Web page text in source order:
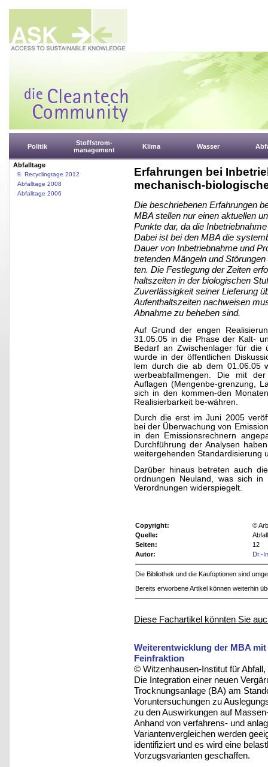
Politik
Stoffstrom-
management
Klima Wasser
Abfalltage
9. Recyclingtage 2012
Abfalltage 2008
Abfalltage 2006
Erfahrungen bei
mechanisch-
Die beschriebenen Erfahrungen
MBA stellen nur einen aktuellen
Punkte dar, da die
Dabei ist bei den MBA die
Dauer von Inbetriebnahme und
tretenden Mängeln und
ten. Die Festlegung der Zeiten
haltszeiten in der biologischen
Zuverlässigkeit seiner Lieferung
Aufenthaltszeiten nachweisen
Abnahme zu beheben sind.
Auf Grund der engen
31.05.05 in die Phase der Kalt-
Bedarf an Zwischenlager für die
wurde in der öffentlichen
lem durch die ab dem 01.06.05
werbeabfallmengen. Die mit
Auflagen (Mengenbe-grenzung,
sich in den kommen-den
Realisierbarkeit be-währen.
Durch die erst im Juni 2005
bei der Überwachung von
in den Emissionsrechnern
Durchführung der Analysen
weitergehenden Standardisierung
Darüber hinaus betreten auch
ordnungen Neuland, was sich in
Verordnungen widerspiegelt.
Copyright:
©
Quelle:
Seiten:
12
Autor:
Dr.-
Die Bibliothek und die Kaufoptionen sind
Bereits erworbene Artikel können weiterhin
Diese Fachartikel könnten Sie
Weiterentwicklung der MBA
Feinfraktion
© Witzenhausen-Institut für
Die Integration einer neuen
Trocknungsanlage (BA) am
Voruntersuchungen zu
zu den Auswirkungen auf
Anhand von verfahrens- und
Variantenvergleichen werden
identifiziert und es wird eine
Vorzugsvarianten geschaffen.